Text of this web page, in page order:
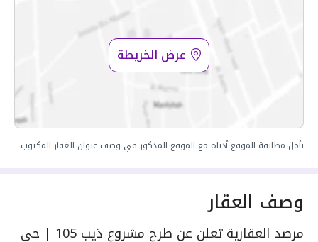
عرض الخريطة
نأمل مطابقة الموقع أدناه مع الموقع المذكور في وصف عنوان العقار المكتوب
وصف العقار
مرصد العقارية تعلن عن طرح مشروع ذيب 105 | حي